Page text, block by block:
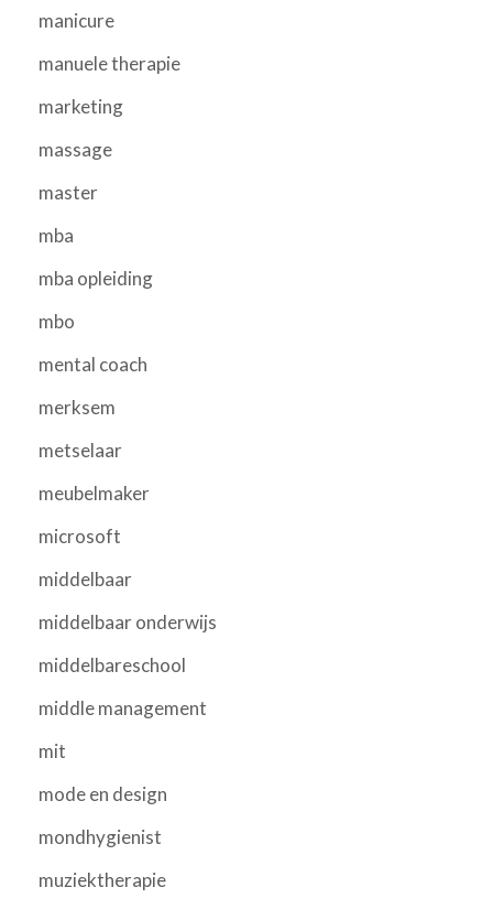
manicure
manuele therapie
marketing
massage
master
mba
mba opleiding
mbo
mental coach
merksem
metselaar
meubelmaker
microsoft
middelbaar
middelbaar onderwijs
middelbareschool
middle management
mit
mode en design
mondhygienist
muziektherapie